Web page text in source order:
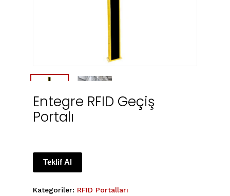
Entegre RFID Geçiş
Portalı
Teklif Al
Kategoriler: RFID Portalları